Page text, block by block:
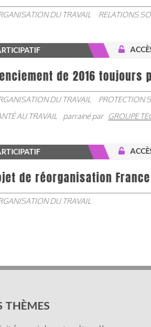
DU TRAVAIL RELATIONS
de 2016 toujours
DU TRAVAIL PROTECTION
AU TRAVAIL
parrainé par GROUPE
de réorganisation
DU TRAVAIL
THÈMES